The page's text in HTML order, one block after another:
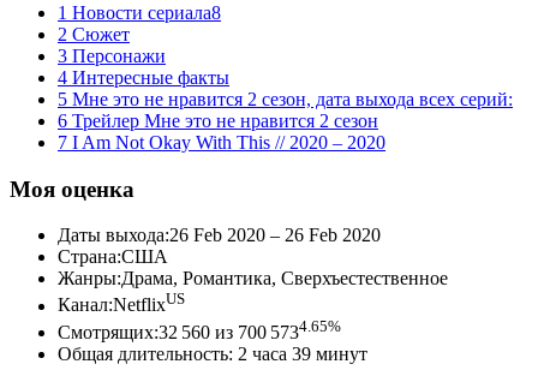
1 Новости сериала8
2 Сюжет
3 Персонажи
4 Интересные факты
5 Мне это не нравится 2 сезон, дата выхода всех серий:
6 Трейлер Мне это не нравится 2 сезон
7 I Am Not Okay With This // 2020 – 2020
Моя оценка
Даты выхода:26 Feb 2020 – 26 Feb 2020
Страна:США
Жанры:Драма, Романтика, Сверхъестественное
Канал:NetflixUS
Смотрящих:32 560 из 700 5734.65%
Общая длительность: 2 часа 39 минут